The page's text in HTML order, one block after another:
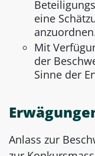
eine
Mit
der
Sinne der
Anlass zur